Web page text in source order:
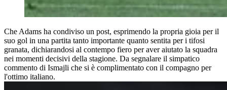
Che Adams ha condiviso un post, esprimendo la propria gioia per il
suo gol in una partita tanto importante quanto sentita per i tifosi
granata, dichiarandosi al contempo fiero per aver aiutato la squadra
nei momenti decisivi della stagione. Da segnalare il simpatico
commento di Ismajli che si è complimentato con il compagno per
l'ottimo italiano.